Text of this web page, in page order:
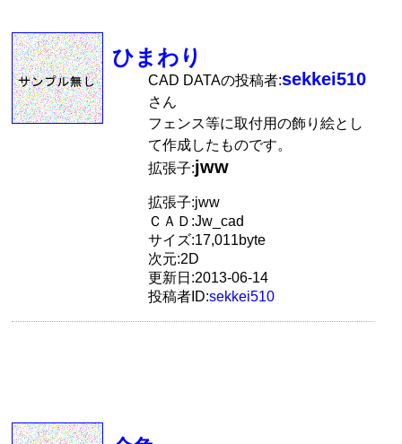
ひまわり
CAD DATAの投稿者:sekkei510
さん
フェンス等に取付用の飾り絵とし
て作成したものです。
拡張子:jww
拡張子:jww
ＣＡＤ:Jw_cad
サイズ:17,011byte
次元:2D
更新日:2013-06-14
投稿者ID:sekkei510